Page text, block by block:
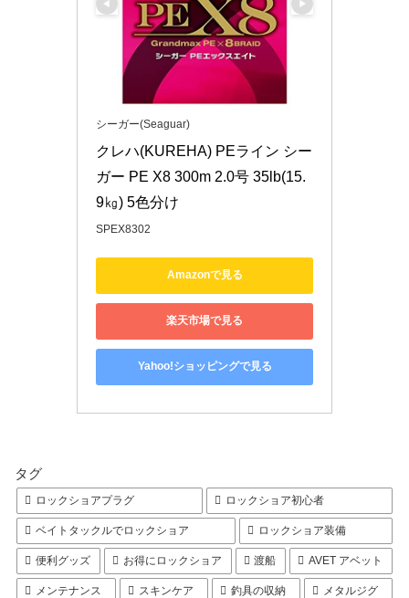
シーガー(Seaguar)
クレハ(KUREHA) PEライン シー
ガー PE X8 300m 2.0号 35lb(15.
9㎏) 5色分け
SPEX8302
Amazonで見る
楽天市場で見る
Yahoo!ショッピングで見る
タグ
ロックショアプラグ ロックショア初心者
ベイトタックルでロックショア ロックショア装備
便利グッズ お得にロックショア 渡船 AVET アベット
メンテナンス スキンケア 釣具の収納 メタルジグ